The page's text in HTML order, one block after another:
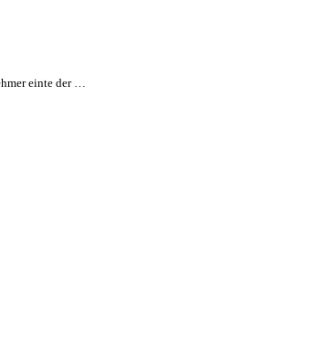
einte der …